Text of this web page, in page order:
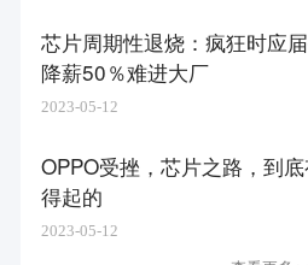
芯片周期性退烧：疯狂时应
降薪50％难进大厂
2023-05-12
OPPO受挫，芯片之路，到
得起的
2023-05-12